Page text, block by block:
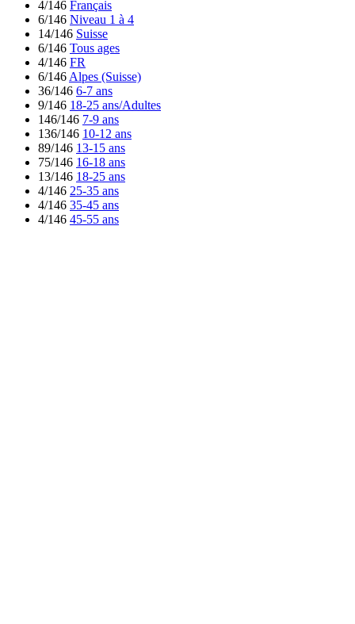
4/146 Français
6/146 Niveau 1 à 4
14/146 Suisse
6/146 Tous ages
4/146 FR
6/146 Alpes (Suisse)
36/146 6-7 ans
9/146 18-25 ans/Adultes
146/146 7-9 ans
136/146 10-12 ans
89/146 13-15 ans
75/146 16-18 ans
13/146 18-25 ans
4/146 25-35 ans
4/146 35-45 ans
4/146 45-55 ans